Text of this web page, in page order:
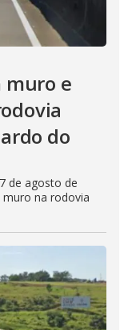
muro e
do
de agosto de
na rodovia